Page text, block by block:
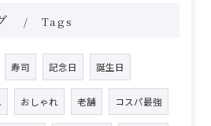
Tags
寿司 記念日 誕生日
おしゃれ 老舗 コスパ最強